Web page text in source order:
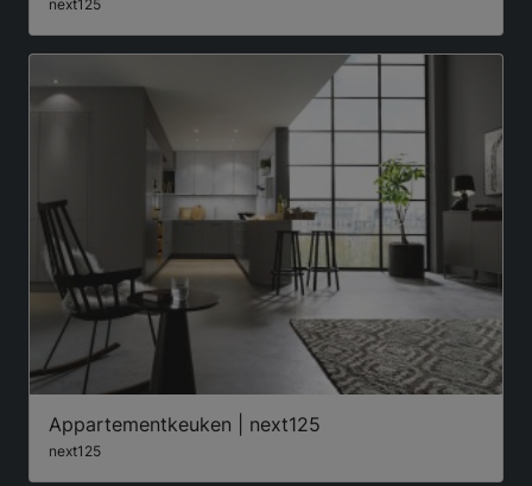
next125
Appartementkeuken | next125
next125